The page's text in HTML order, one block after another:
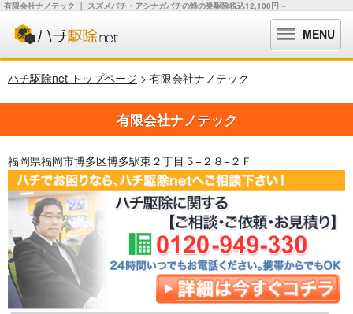
有限会社ナノテック ｜ スズメバチ・アシナガバチの蜂の巣駆除税込12,100円～
MENU
ハチ駆除net トップページ > 有限会社ナノテック
有限会社ナノテック
福岡県福岡市博多区博多駅東２丁目５−２８−２Ｆ